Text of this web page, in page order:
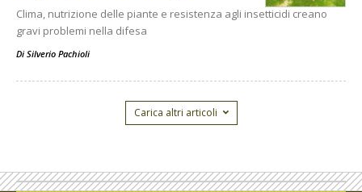
Clima, nutrizione delle piante e resistenza agli insetticidi creano
gravi problemi nella difesa
Di Silverio Pachioli
Carica altri articoli